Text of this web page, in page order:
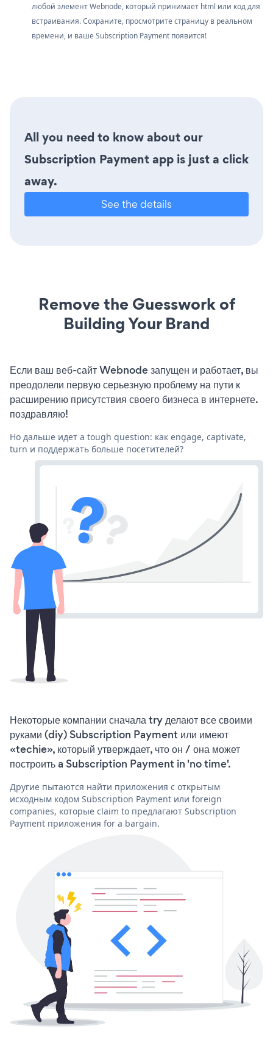
любой элемент Webnode, который принимает html или код для
встраивания. Сохраните, просмотрите страницу в реальном
времени, и ваше Subscription Payment появится!
All you need to know about our
Subscription Payment app is just a click
away.
See the details
Remove the Guesswork of
Building Your Brand
Если ваш веб-сайт Webnode запущен и работает, вы
преодолели первую серьезную проблему на пути к
расширению присутствия своего бизнеса в интернете.
поздравляю!
Но дальше идет a tough question: как engage, captivate,
turn и поддержать больше посетителей?
Некоторые компании сначала try делают все своими
руками (diy) Subscription Payment или имеют
«techie», который утверждает, что он / она может
построить a Subscription Payment in 'no time'.
Другие пытаются найти приложения с открытым
исходным кодом Subscription Payment или foreign
companies, которые claim to предлагают Subscription
Payment приложения for a bargain.